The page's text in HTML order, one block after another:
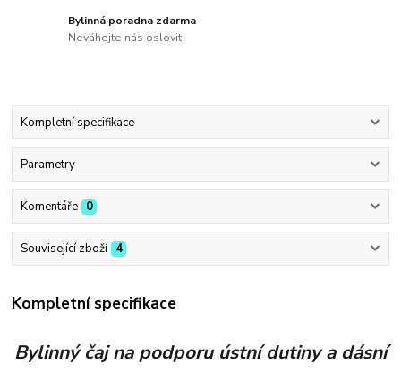
Bylinná poradna zdarma
Neváhejte nás oslovit!
Kompletní specifikace
Parametry
Komentáře 0
Související zboží 4
Kompletní specifikace
Bylinný čaj na podporu ústní dutiny a dásní